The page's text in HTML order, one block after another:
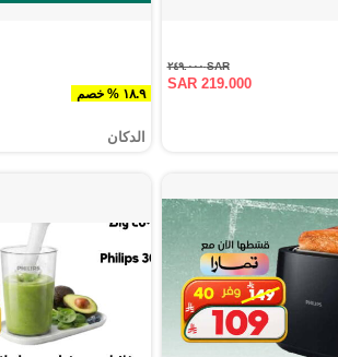
SAR ٢٤٩.٠٠٠
SAR 219.000
١٨.٩ % خصم
الدكان